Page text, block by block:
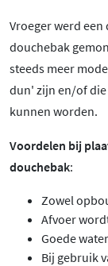
Vroeger werd
douchebak
steeds meer
dun' zijn en/of
kunnen worden.
Voordelen bij
douchebak:
Zowel
Afvoer
Goede
Bij gebruik